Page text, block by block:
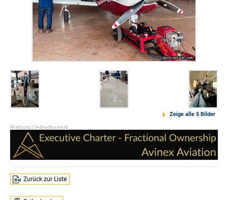
Zeige alle 5 Bilder
Zurück zur Liste